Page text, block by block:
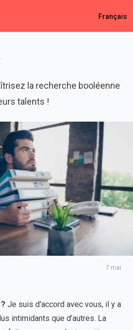
Français
la recherche booléenne
talents !
7 mai
Je suis d'accord avec vous, il y a
intimidants que d’autres. La